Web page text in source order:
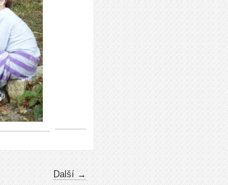
Další →